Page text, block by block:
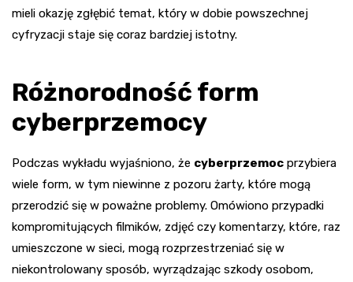
mieli okazję zgłębić temat, który w dobie powszechnej
cyfryzacji staje się coraz bardziej istotny.
Różnorodność form
cyberprzemocy
Podczas wykładu wyjaśniono, że cyberprzemoc przybiera
wiele form, w tym niewinne z pozoru żarty, które mogą
przerodzić się w poważne problemy. Omówiono przypadki
kompromitujących filmików, zdjęć czy komentarzy, które, raz
umieszczone w sieci, mogą rozprzestrzeniać się w
niekontrolowany sposób, wyrządzając szkody osobom,